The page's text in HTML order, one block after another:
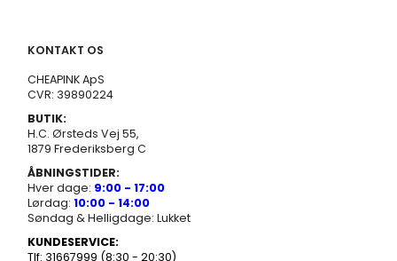
KONTAKT OS
CHEAPINK ApS
CVR: 39890224
BUTIK:
H.C. Ørsteds Vej 55,
1879 Frederiksberg C
ÅBNINGSTIDER:
Hver dage: 9:00 - 17:00
Lørdag: 10:00 - 14:00
Søndag & Helligdage: Lukket
KUNDESERVICE:
Tlf: 31667999 (8:30 - 20:30)